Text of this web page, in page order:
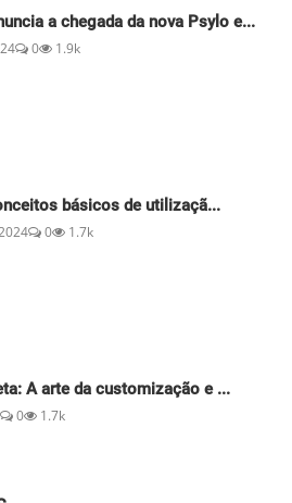
a chegada da nova Psylo e...
0 1.9k
básicos de utilizaçã...
0 1.7k
A arte da customização e ...
0 1.7k